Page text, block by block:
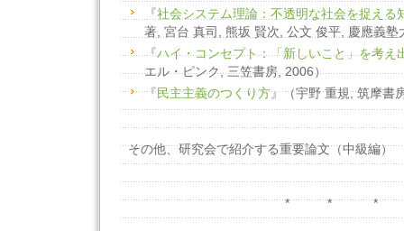
『社会システム理論：不透明な社会を捉える
著, 宮台 真司, 熊坂 賢次, 公文 俊平, 慶應義塾
『ハイ・コンセプト：「新しいこと」を考え
エル・ピンク, 三笠書房, 2006）
『民主主義のつくり方』（宇野 重規, 筑摩書
その他、研究会で紹介する重要論文（中級編）
* * *